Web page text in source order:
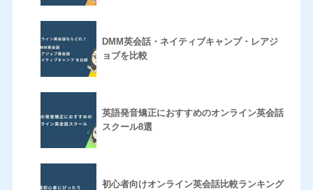
DMM英会話・ネイティブキャンプ・レアジ
ョブを比較
英語発音矯正におすすめのオンライン英会話
スクール8選
初心者向けオンライン英会話比較ランキング